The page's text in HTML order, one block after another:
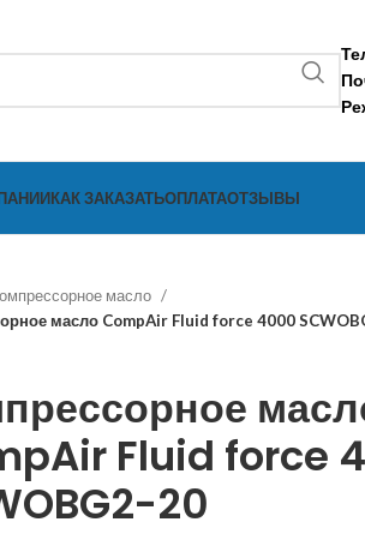
КАК ЗАКАЗАТЬОПЛАТАОТЗЫВЫ
масло
масло CompAir Fluid force 4000
Fluid force
20